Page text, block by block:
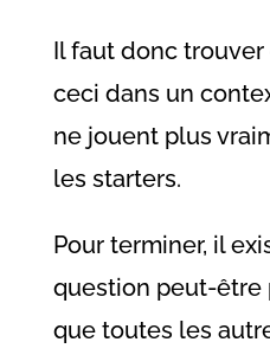
Il faut donc
ceci dans un
ne jouent plus
les starters.
Pour terminer, il
question peut-être
que toutes les